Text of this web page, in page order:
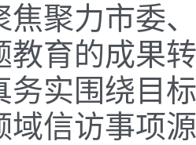
焦聚力市委
教育的成果
务实围绕目
域信访事项